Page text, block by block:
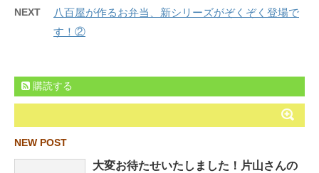
NEXT
八百屋が作るお弁当、新シリーズがぞくぞく登場で
す！②
購読する
NEW POST
大変お待たせいたしました！片山さんの